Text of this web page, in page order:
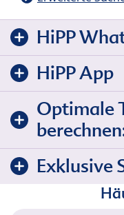
HiPP
HiPP App
Optimale
Exklusive